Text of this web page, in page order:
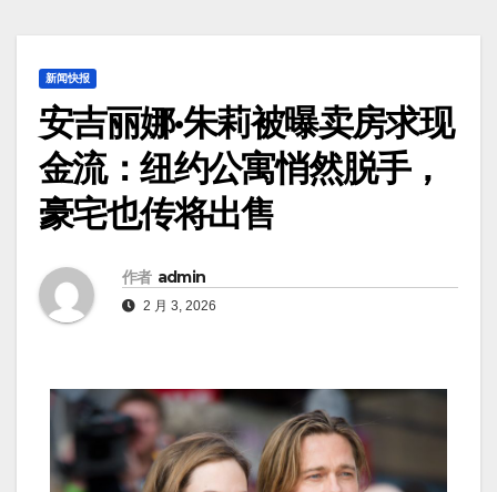
新闻快报
安吉丽娜·朱莉被曝卖房求现
金流：纽约公寓悄然脱手，
豪宅也传将出售
作者 admin
2 月 3, 2026